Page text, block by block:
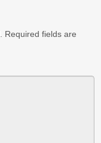
Required fields are